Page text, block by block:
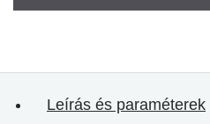
Leírás és paraméterek